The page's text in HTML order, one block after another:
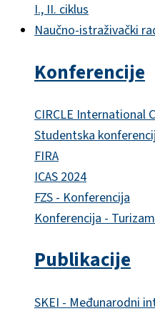
I., II. ciklus
Naučno-istraživački
Konferencije
CIRCLE International
Studentska
FIRA
ICAS 2024
FZS - Konferencija
Konferencija -
Publikacije
SKEI - Međunarodni